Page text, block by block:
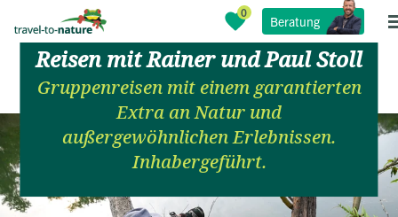
Beratung
Reisen mit Rainer und Paul Stoll
Gruppenreisen mit einem garantierten
Extra an Natur und
außergewöhnlichen Erlebnissen.
Inhabergeführt.